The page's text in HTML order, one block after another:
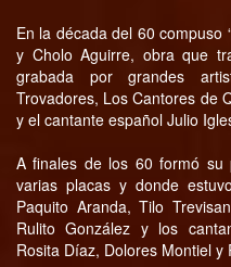
En la década del 60 compuso
y Cholo Aguirre, obra que
grabada por grandes
Trovadores, Los Cantores de
y el cantante español Julio
A finales de los 60 formó su
varias placas y donde
Paquito Aranda, Tilo
Rulito González y los
Rosita Díaz, Dolores Montiel y